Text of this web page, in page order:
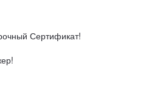
Сертификат!